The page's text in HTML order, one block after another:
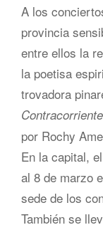
A los
provincia
entre ellos la
la poetisa
trovadora
Contracorriente
por Rochy
En la capital,
al 8 de marzo
sede de los
También se